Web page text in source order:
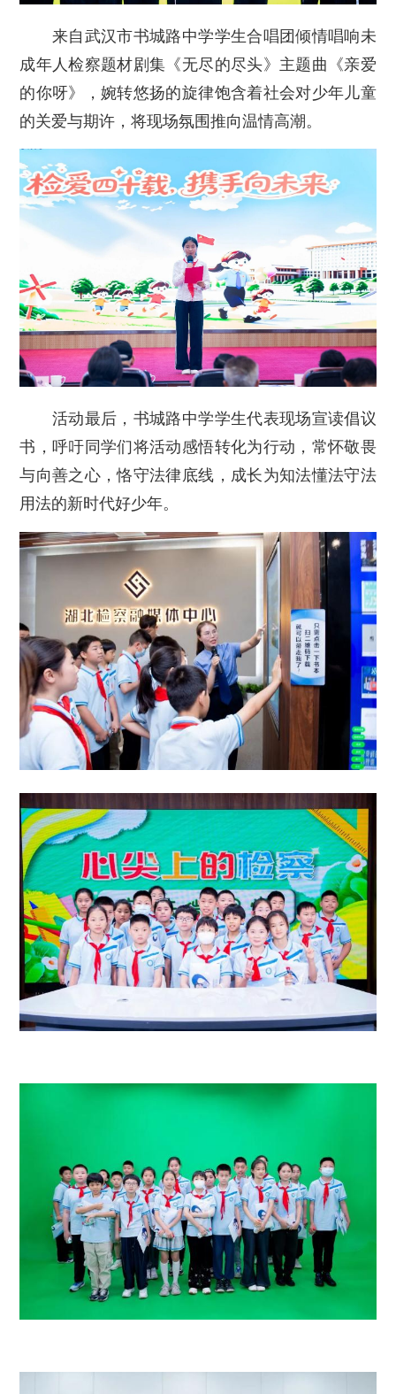
来自武汉市书城路中学学生合唱团倾情唱响未
成年人检察题材剧集《无尽的尽头》主题曲《亲爱
的你呀》，婉转悠扬的旋律饱含着社会对少年儿童
的关爱与期许，将现场氛围推向温情高潮。
活动最后，书城路中学学生代表现场宣读倡议
书，呼吁同学们将活动感悟转化为行动，常怀敬畏
与向善之心，恪守法律底线，成长为知法懂法守法
用法的新时代好少年。